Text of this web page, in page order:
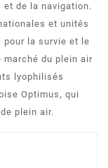
et de la navigation.
et unités
pour la survie et le
marché du plein air
lyophilisés
Optimus, qui
plein air.